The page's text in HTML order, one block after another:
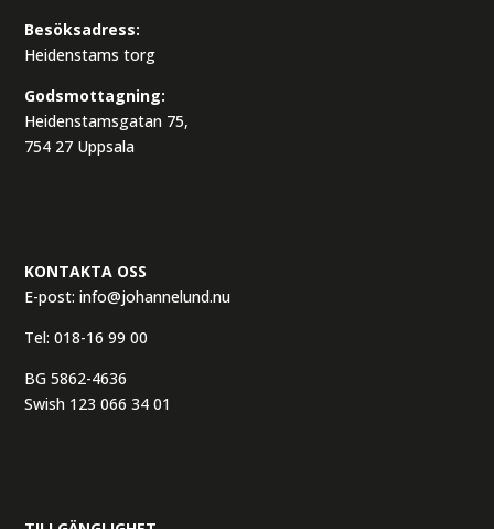
Besöksadress:
Heidenstams torg
Godsmottagning:
Heidenstamsgatan 75,
754 27 Uppsala
KONTAKTA OSS
E-post:info@johannelund.nu
Tel:018-16 99 00
BG 5862-4636
Swish 123 066 34 01